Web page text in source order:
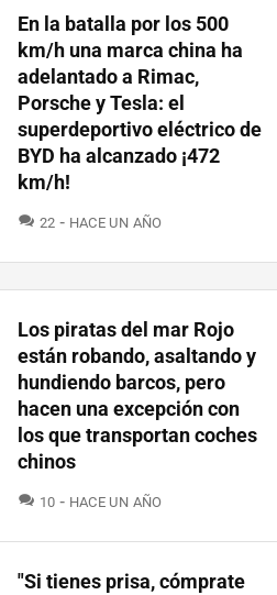
En la batalla por los 500
km/h una marca china ha
adelantado a Rimac,
Porsche y Tesla: el
superdeportivo eléctrico de
BYD ha alcanzado ¡472
km/h!
22 COMENTARIOS
HACE UN AÑO
Los piratas del mar Rojo
están robando, asaltando y
hundiendo barcos, pero
hacen una excepción con
los que transportan coches
chinos
10 COMENTARIOS
HACE UN AÑO
"Si tienes prisa, cómprate